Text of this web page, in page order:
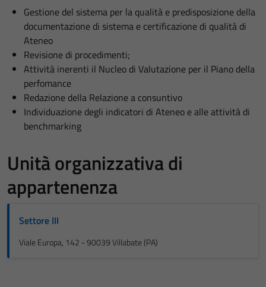
Gestione del sistema per la qualità e predisposizione della
documentazione di sistema e certificazione di qualità di
Ateneo
Revisione di procedimenti;
Attività inerenti il Nucleo di Valutazione per il Piano della
perfomance
Redazione della Relazione a consuntivo
Individuazione degli indicatori di Ateneo e alle attività di
benchmarking
Unità organizzativa di
appartenenza
Settore III
Viale Europa, 142 - 90039 Villabate (PA)